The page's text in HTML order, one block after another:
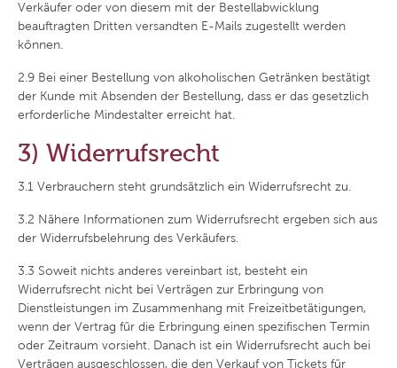
Verkäufer oder von diesem mit der Bestellabwicklung
beauftragten Dritten versandten E-Mails zugestellt werden
können.
2.9 Bei einer Bestellung von alkoholischen Getränken bestätigt
der Kunde mit Absenden der Bestellung, dass er das gesetzlich
erforderliche Mindestalter erreicht hat.
3) Widerrufsrecht
3.1 Verbrauchern steht grundsätzlich ein Widerrufsrecht zu.
3.2 Nähere Informationen zum Widerrufsrecht ergeben sich aus
der Widerrufsbelehrung des Verkäufers.
3.3 Soweit nichts anderes vereinbart ist, besteht ein
Widerrufsrecht nicht bei Verträgen zur Erbringung von
Dienstleistungen im Zusammenhang mit Freizeitbetätigungen,
wenn der Vertrag für die Erbringung einen spezifischen Termin
oder Zeitraum vorsieht. Danach ist ein Widerrufsrecht auch bei
Verträgen ausgeschlossen, die den Verkauf von Tickets für